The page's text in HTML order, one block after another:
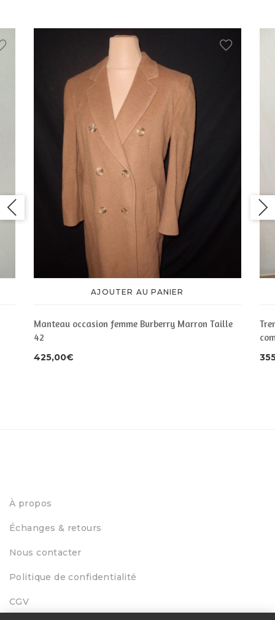
AJOUTER AU PANIER
Manteau occasion femme Burberry Marron Taille
42
425,00€
À propos
Échanges & retours
Nous contacter
Politique de confidentialité
CGV